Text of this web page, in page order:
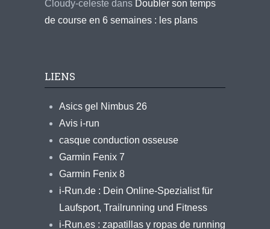
Cloudy-celeste dans Doubler son temps
de course en 6 semaines : les plans
LIENS
Asics gel Nimbus 26
Avis i-run
casque conduction osseuse
Garmin Fenix 7
Garmin Fenix 8
i-Run.de : Dein Online-Spezialist für
Laufsport, Trailrunning und Fitness
i-Run.es : zapatillas y ropas de running